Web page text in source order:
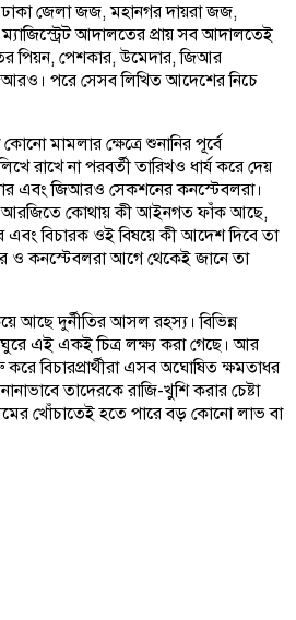
জেলা জজ, মহানগর দায়রা জজ,
আদালতের প্রায় সব আদালতেই
পিয়ন, পেশকার, উমেদার, জিআর
পরে সেসব লিখিত আদেশের নিচে
মামলার ক্ষেত্রে শুনানির পূর্বে
রাখে না পরবর্তী তারিখও ধার্য করে দেয়
এবং জিআরও সেকশনের কনস্টেবলরা।
আরজিতে কোথায় কী আইনগত ফাঁক আছে,
বিচারক ওই বিষয়ে কী আদেশ দিবে তা
ও কনস্টেবলরা আগে থেকেই জানে তা
আছে দুর্নীতির আসল রহস্য। বিভিন্ন
এই একই চিত্র লক্ষ্য করা গেছে। আর
বিচারপ্রার্থীরা এসব অঘোষিত ক্ষমতাধর
তাদেরকে রাজি-খুশি করার চেষ্টা
খোঁচাতেই হতে পারে বড় কোনো লাভ বা